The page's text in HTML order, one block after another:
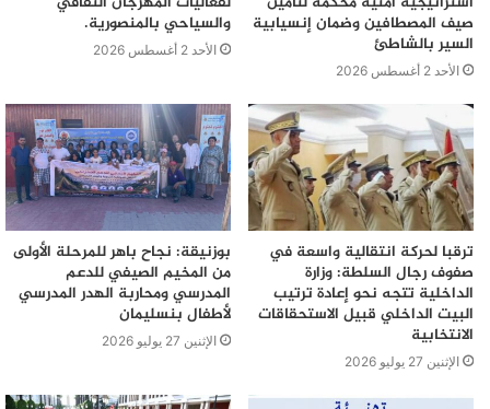
المساءلة القانونية المشاركة المجتمعية
تدريب الكوادر ديوان المحاسبة طلب العروض
محمد فوزي مكافحة التلاعب
صيف المصطافين وضمان إنسيابية
السير بالشاطئ
الأحد 2 أغسطس 2026
والسياحي بالمنصورية.
الأحد 2 أغسطس 2026
ترقبا لحركة انتقالية واسعة في
صفوف رجال السلطة: وزارة
الداخلية تتجه نحو إعادة ترتيب
البيت الداخلي قبيل الاستحقاقات
الانتخابية
الإثنين 27 يوليو 2026
بوزنيقة: نجاح باهر للمرحلة الأولى
من المخيم الصيفي للدعم
المدرسي ومحاربة الهدر المدرسي
لأطفال بنسليمان
الإثنين 27 يوليو 2026